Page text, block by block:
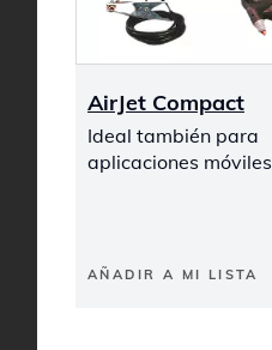
AirJet Compact
Ideal también para
aplicaciones móviles
AÑADIR A MI LISTA